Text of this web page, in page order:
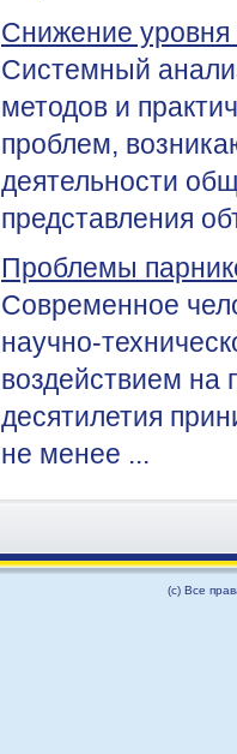
Снижение уровня
Системный
методов и
проблем,
деятельности
представления
Проблемы
Современное
научно-
воздействием на
десятилетия
не менее ...
(с) Все